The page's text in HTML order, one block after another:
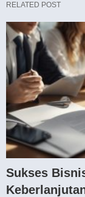
RELATED POST
Sukses